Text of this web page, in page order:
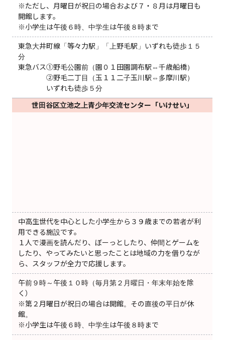
※ただし、月曜日が祝日の場合および７・８月は月曜日も
開館します。
※小学生は午後６時、中学生は午後８時まで
東急大井町線「等々力駅」「上野毛駅」いずれも徒歩１５
分
東急バス①野毛公園前（園０１田園調布駅⇔千歳船橋）
②野毛二丁目（玉１１二子玉川駅⇔多摩川駅）
いずれも徒歩５分
世田谷区立池之上青少年交流センター「いけせい」
中高生世代を中心とした小学生から３９歳までの若者が利
用できる施設です。
１人で漫画を読んだり、ぼーっとしたり、仲間とゲームを
したり、やってみたいと思ったことは地域の力を借りなが
ら、スタッフが全力で応援します。
午前９時～午後１０時（毎月第２月曜日・年末年始を除
く）
※第２月曜日が祝日の場合は開館。その直後の平日が休
館。
※小学生は午後６時、中学生は午後８時まで